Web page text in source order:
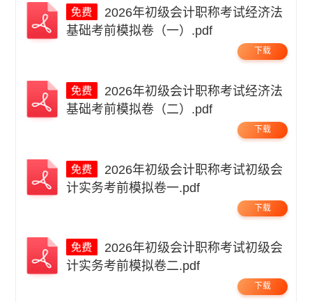
基础考前模拟卷（一）.pdf
下载
基础考前模拟卷（二）.pdf
下载
计实务考前模拟卷一.pdf
下载
计实务考前模拟卷二.pdf
下载